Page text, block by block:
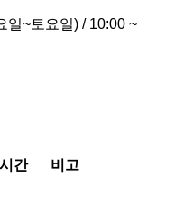
일~토요일) / 10:00 ~
시간 비고